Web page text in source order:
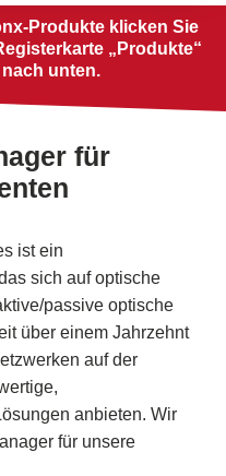
Produkte klicken Sie
„Produkte“
unten.
für
ist ein
sich auf optische
passive optische
über einem Jahrzehnt
auf der
anbieten. Wir
für unsere